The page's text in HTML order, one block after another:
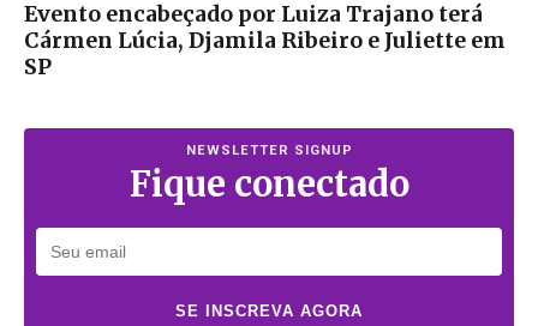
Evento encabeçado por Luiza Trajano terá
Cármen Lúcia, Djamila Ribeiro e Juliette em
SP
NEWSLETTER SIGNUP
Fique conectado
SE INSCREVA AGORA